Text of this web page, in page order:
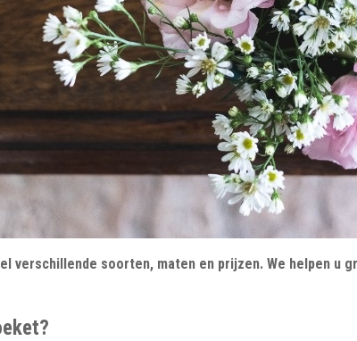
verschillende soorten, maten en prijzen. We helpen u